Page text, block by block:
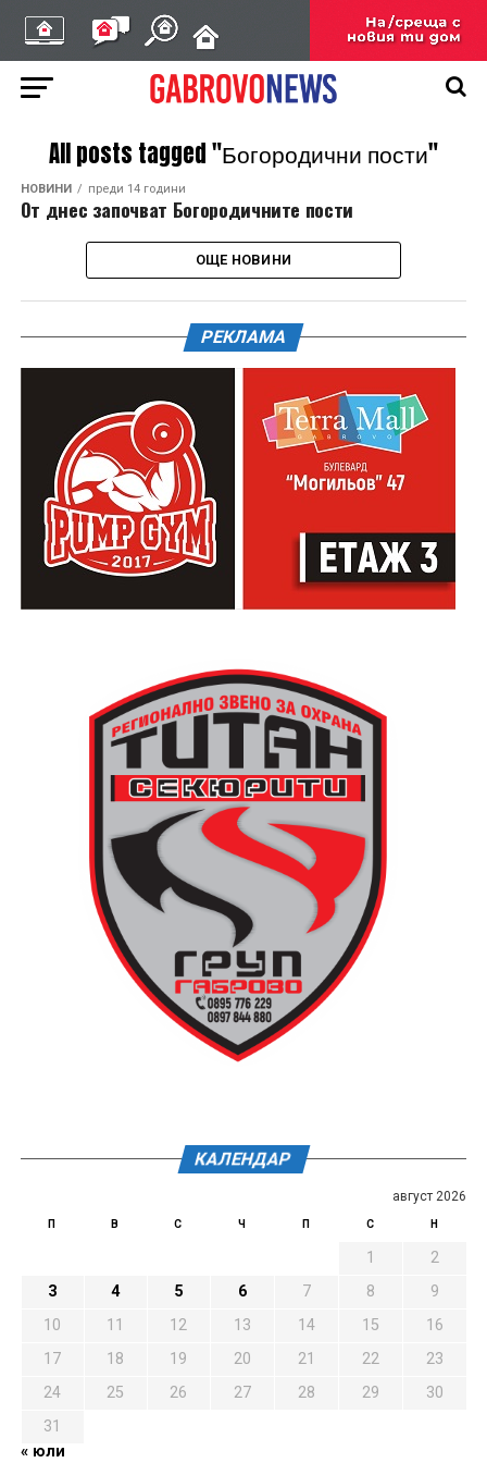
All posts tagged "Богородични пости"
НОВИНИ преди 14 години
От днес започват Богородичните пости
ОЩЕ НОВИНИ
РЕКЛАМА
КАЛЕНДАР
август 2026
П В С Ч П С Н
1
2
3
4 5 6 7 8
9
10
11 12 13 14 15
16
17
18 19 20 21 22
23
24
25 26 27 28 29
30
31
« юли